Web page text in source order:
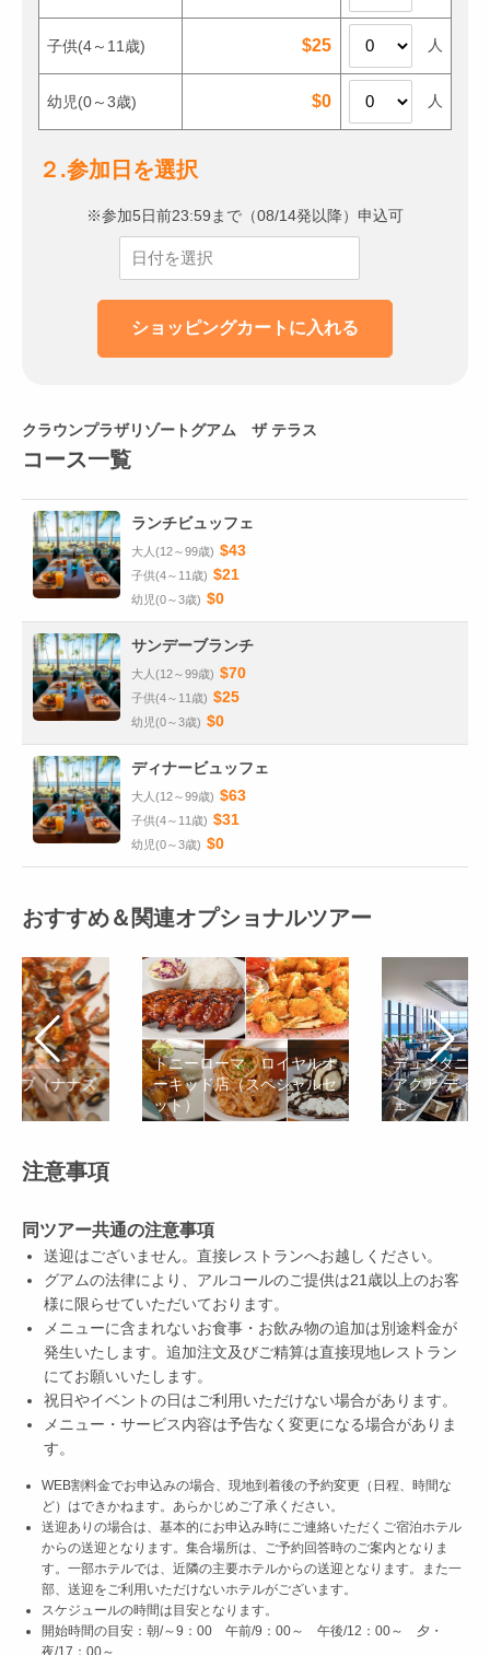
子供(4～11歳) $25 人
幼児(0～3歳) $0 人
２.参加日を選択
※参加5日前23:59まで（08/14発以降）申込可
クラウンプラザリゾートグアム ザ テラス
コース一覧
ランチビュッフェ
大人(12～99歳) $43
子供(4～11歳) $21
幼児(0～3歳) $0
サンデーブランチ
大人(12～99歳) $70
子供(4～11歳) $25
幼児(0～3歳) $0
ディナービュッフェ
大人(12～99歳) $63
子供(4～11歳) $31
幼児(0～3歳) $0
おすすめ＆関連オプショナルツアー
ラブ（ナナズ
トニーローマ ロイヤルオ
ーキッド店（スペシャルセ
ット）
デュシタニグ
アクア ディ
ェ
注意事項
同ツアー共通の注意事項
送迎はございません。直接レストランへお越しください。
グアムの法律により、アルコールのご提供は21歳以上のお客
様に限らせていただいております。
メニューに含まれないお食事・お飲み物の追加は別途料金が
発生いたします。追加注文及びご精算は直接現地レストラン
にてお願いいたします。
祝日やイベントの日はご利用いただけない場合があります。
メニュー・サービス内容は予告なく変更になる場合がありま
す。
WEB割料金でお申込みの場合、現地到着後の予約変更（日程、時間な
ど）はできかねます。あらかじめご了承ください。
送迎ありの場合は、基本的にお申込み時にご連絡いただくご宿泊ホテル
からの送迎となります。集合場所は、ご予約回答時のご案内となりま
す。一部ホテルでは、近隣の主要ホテルからの送迎となります。また一
部、送迎をご利用いただけないホテルがございます。
スケジュールの時間は目安となります。
開始時間の目安：朝/～9：00 午前/9：00～ 午後/12：00～ 夕・
夜/17：00～